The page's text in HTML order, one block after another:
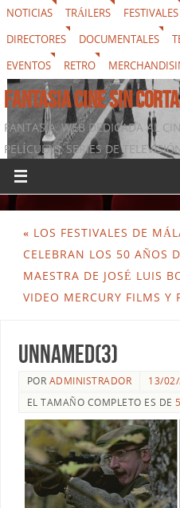
NOTICIAS TRÁILERS FESTIVALES
DIRECTORES
DOCUMENTALES
EVENTOS
RETRO
FANTASIA CINE SIN
FANTASIA, WEB DEDICADA AL
PELÍCULAS, SERIES DE
DVD & BLURAY,
SÉPTIMO ARTE
« LOS FESTIVALES DE
CELEBRAN LOS 50 AÑOS
MAESTRA DE JOSÉ LUIS
VIDEO MERCURY FILMS Y
unnamed(3)
POR ADMINISTRADOR
13/
EL TAMAÑO COMPLETO ES DE